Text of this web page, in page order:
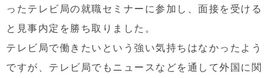
ったテレビ局の就職セミナーに参加し、面接を受ける
と見事内定を勝ち取りました。
テレビ局で働きたいという強い気持ちはなかったよう
ですが、テレビ局でもニュースなどを通して外国に関